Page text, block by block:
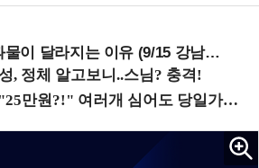
이 달라지는 이유 (9/15 강남역)